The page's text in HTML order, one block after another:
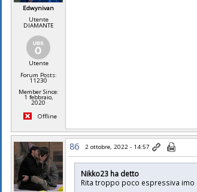
Edwynivan
Utente
DIAMANTE
Utente
Forum Posts:
11230
Member Since:
1 febbraio,
2020
Offline
86 2 ottobre, 2022 - 14:57
Nikko23 ha detto
Rita troppo poco espressiva imo